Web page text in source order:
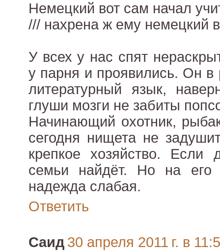
Немецкий вот сам начал
/// нахрена ж ему немецкий
У всех у нас спят
у парня и проявились. Он в
литературный язык,
глуши мозги не забиты
Начинающий охотник,
сегодня нищета не
крепкое хозяйство. Если
семьи найдёт. Но на его
надежда слабая.
Ответить
Саид 30 апреля 2011 г. в